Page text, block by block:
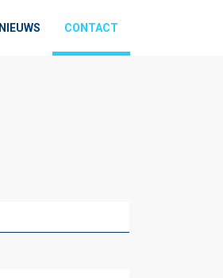
NIEUWS CONTACT